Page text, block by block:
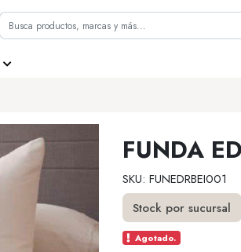
FUNDA
SKU: FUNEDRBEI001
Stock por sucursal
Agotado.